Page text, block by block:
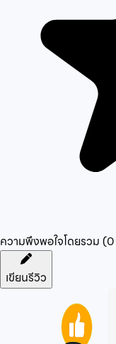
ความพึงพอใจโดยรวม (0
เขียนรีวิว